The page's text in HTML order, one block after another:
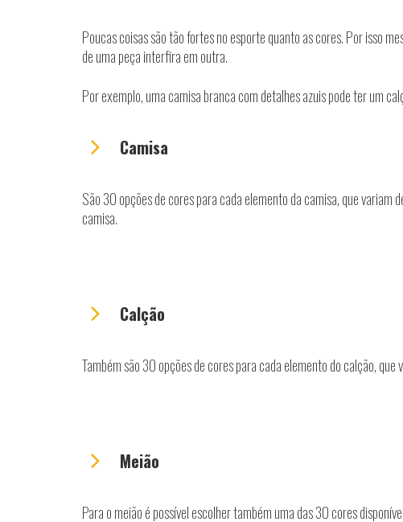
Poucas coisas são tão fortes no esporte quanto as cores. Por isso
de uma peça interfira em outra.
Por exemplo, uma camisa branca com detalhes azuis pode ter um
Camisa
São 30 opções de cores para cada elemento da camisa, que variam
camisa.
Calção
Também são 30 opções de cores para cada elemento do calção,
Meião
Para o meião é possível escolher também uma das 30 cores